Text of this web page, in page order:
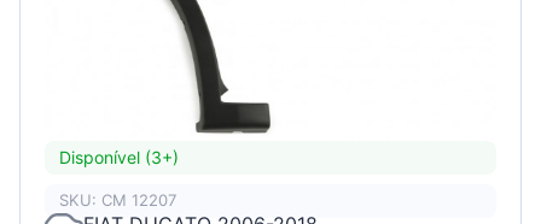
Disponível (3+)
SKU: CM 12207